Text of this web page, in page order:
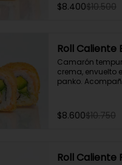
$8.400$10.500
Roll Caliente
Camarón
crema, envuelto
panko.
$8.600$10.750
Roll Caliente